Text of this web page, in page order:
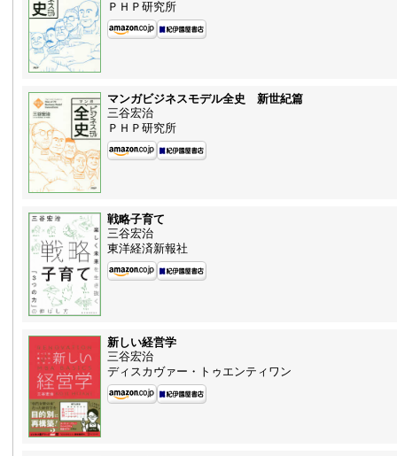
ＰＨＰ研究所
マンガビジネスモデル全史 新世紀篇
三谷宏治
ＰＨＰ研究所
戦略子育て
三谷宏治
東洋経済新報社
新しい経営学
三谷宏治
ディスカヴァー・トゥエンティワン